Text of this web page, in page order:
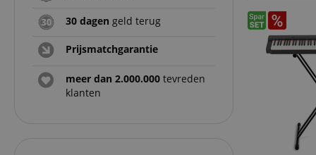
30 dagen geld terug
Prijsmatchgarantie
meer dan 2.000.000 tevreden
klanten
apay-session-set
amazon-pay-
connectedAuth